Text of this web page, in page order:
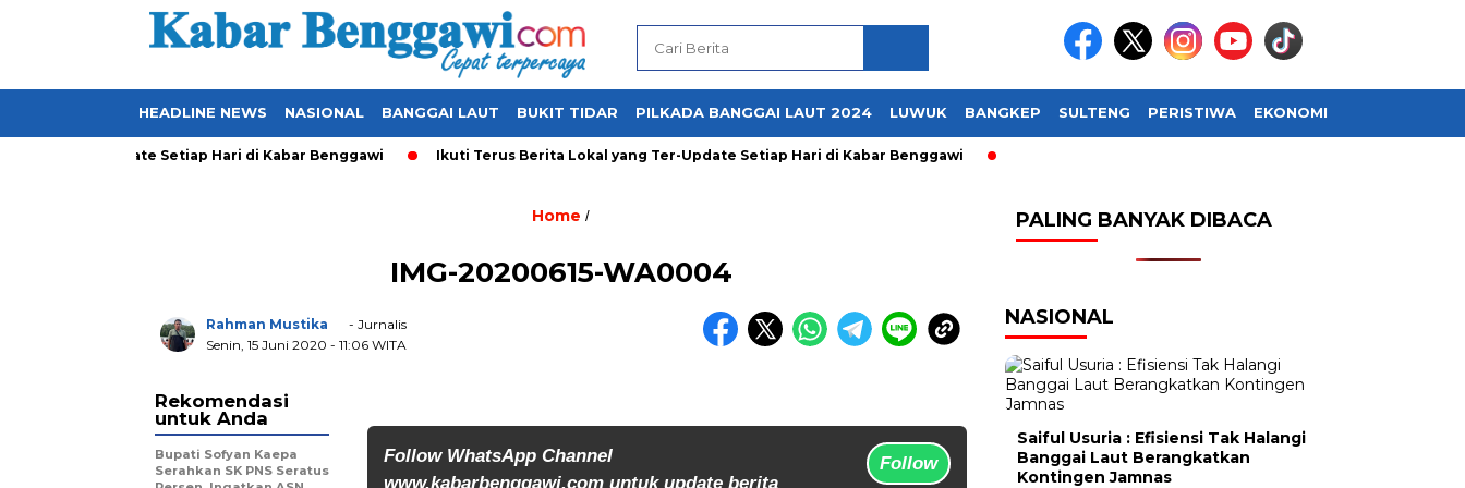
HEADLINE NEWS NASIONAL BANGGAI LAUT BUKIT TIDAR PILKADA BANGGAI LAUT 2024 LUWUK BANGKEP SULTENG PERISTIWA EKONOMI
yang Ter-Update Setiap Hari di Kabar Benggawi Ikuti Terus Berita Lokal yang Ter-Update Setiap Hari di Kabar Benggawi
Home /
IMG-20200615-WA0004
Rahman Mustika
- Jurnalis
Senin, 15 Juni 2020 - 11:06 WITA
Follow WhatsApp Channel
www.kabarbenggawi.com untuk update berita
Follow
Rekomendasi
untuk Anda
Bupati Sofyan Kaepa
Serahkan SK PNS Seratus
PALING BANYAK DIBACA
NASIONAL
Saiful Usuria : Efisiensi Tak Halangi
Banggai Laut Berangkatkan
Kontingen Jamnas